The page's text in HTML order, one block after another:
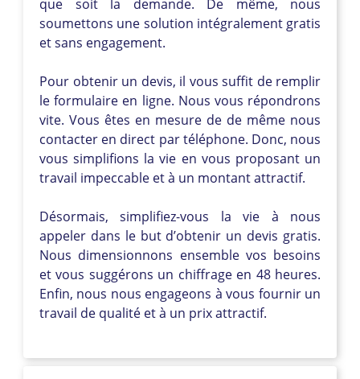
que soit la demande. De même, nous
soumettons une solution intégralement gratis
et sans engagement.
Pour obtenir un devis, il vous suffit de remplir
le formulaire en ligne. Nous vous répondrons
vite. Vous êtes en mesure de de même nous
contacter en direct par téléphone. Donc, nous
vous simplifions la vie en vous proposant un
travail impeccable et à un montant attractif.
Désormais, simplifiez-vous la vie à nous
appeler dans le but d’obtenir un devis gratis.
Nous dimensionnons ensemble vos besoins
et vous suggérons un chiffrage en 48 heures.
Enfin, nous nous engageons à vous fournir un
travail de qualité et à un prix attractif.